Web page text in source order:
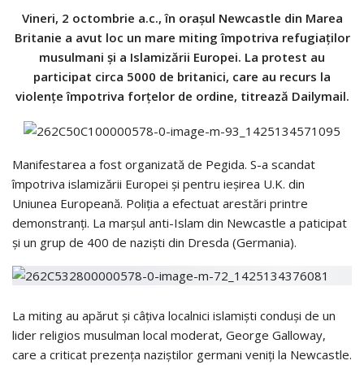
Vineri, 2 octombrie a.c., în orașul Newcastle din Marea
Britanie a avut loc un mare miting împotriva refugiaților
musulmani și a Islamizării Europei. La protest au
participat circa 5000 de britanici, care au recurs la
violențe împotriva forțelor de ordine, titrează Dailymail.
Manifestarea a fost organizată de Pegida. S-a scandat
împotriva islamizării Europei și pentru ieșirea U.K. din
Uniunea Europeană. Poliția a efectuat arestări printre
demonstranți. La marșul anti-Islam din Newcastle a paticipat
și un grup de 400 de naziști din Dresda (Germania).
La miting au apărut și câțiva localnici islamiști conduși de un
lider religios musulman local moderat, George Galloway,
care a criticat prezența naziștilor germani veniți la Newcastle.